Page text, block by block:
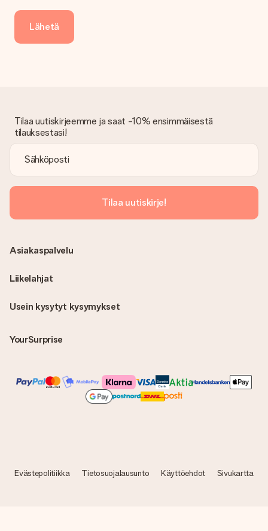
Saapunut lahja
Entä jos lahja ei ole täysin mieleeni?
Olemme syvästi pahoillamme, että lahjasi ei ole sinun mielesi
Tämä tarkoittaa sitä, että lahja toimitetaan suoraan
vastaanottajalle, mikä tekee siitä todellisen yllätyksen!
Lähetä
Tilaa uutiskirjeemme ja saat -10% ensimmäisestä
tilauksestasi!
Tilaa uutiskirje!
Usein kysytyt kysymykset
YourSurprise
Asiakaspalvelu
Liikelahjat
Evästepolitiikka Tietosuojalausunto Käyttöehdot Sivukartta